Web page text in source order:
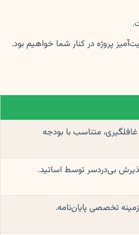
پروژه در کنار شما خواهیم بود.
غافلگیری، متناسب با بودجه
پذیرش بی‌دردسر توسط اساتید.
تخصصی پایان‌نامه.